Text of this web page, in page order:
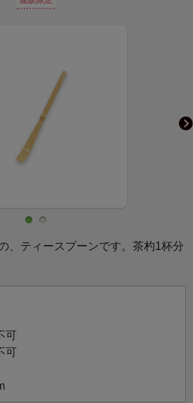
、ティースプーンです。茶杓1杯分
可
可